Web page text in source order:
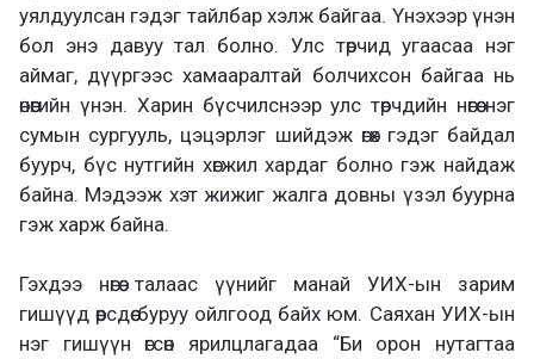
уялдуулсан гэдэг тайлбар хэлж байгаа. Үнэхээр үнэн
бол энэ давуу тал болно. Улс төрчид угаасаа нэг
аймаг, дүүргээс хамааралтай болчихсон байгаа нь
өнөөгийн үнэн. Харин бүсчилснээр улс төрчдийн нөгөө нэг
сумын сургууль, цэцэрлэг шийдэж өгөх гэдэг байдал
буурч, бүс нутгийн хөгжил хардаг болно гэж найдаж
байна. Мэдээж хэт жижиг жалга довны үзэл буурна
гэж харж байна.
Гэхдээ нөгөө талаас үүнийг манай УИХ-ын зарим
гишүүд өөрсдөө буруу ойлгоод байх юм. Саяхан УИХ-ын
нэг гишүүн өгсөн ярилцлагадаа “Би орон нутагтаа